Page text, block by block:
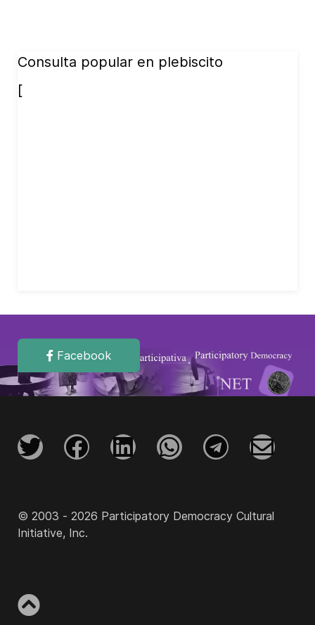
Consulta popular en plebiscito
[
Facebook
© 2003 - 2026 Participatory Democracy Cultural
Initiative, Inc.